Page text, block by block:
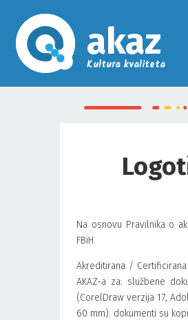
akaz
Kultura kvaliteta
Na osnovu Pravilnika o
FBiH.
Akreditirana /
AKAZ-a za: službene
(CorelDraw verzija 17,
60 mm). dokumenti su